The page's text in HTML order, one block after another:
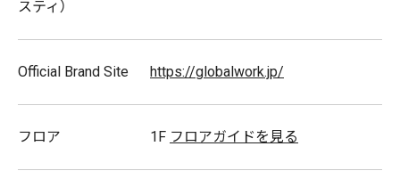
キッズアイテム取扱店
スティ）
Official Brand Site https://globalwork.jp/
フロア 1F フロアガイドを見る